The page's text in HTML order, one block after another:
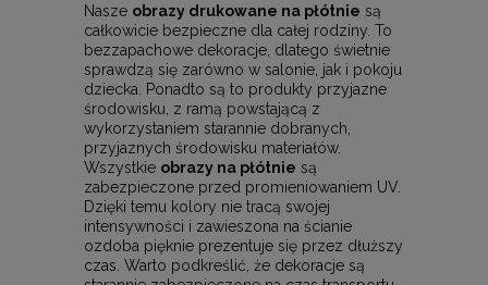
Nasze obrazy drukowane na płótnie są
całkowicie bezpieczne dla całej rodziny. To
bezzapachowe dekoracje, dlatego świetnie
sprawdzą się zarówno w salonie, jak i pokoju
dziecka. Ponadto są to produkty przyjazne
środowisku, z ramą powstającą z
wykorzystaniem starannie dobranych,
przyjaznych środowisku materiałów.
Wszystkie obrazy na płótnie są
zabezpieczone przed promieniowaniem UV.
Dzięki temu kolory nie tracą swojej
intensywności i zawieszona na ścianie
ozdoba pięknie prezentuje się przez dłuższy
czas. Warto podkreślić, że dekoracje są